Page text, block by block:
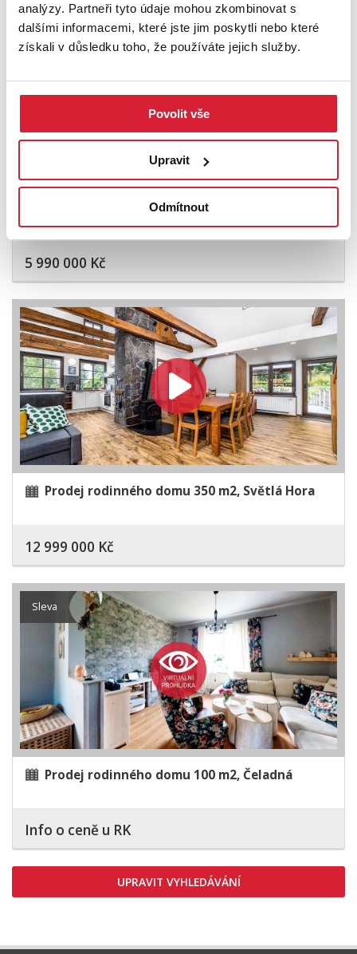
analýzy. Partneři tyto údaje mohou zkombinovat s
dalšími informacemi, které jste jim poskytli nebo které
získali v důsledku toho, že používáte jejich služby.
Povolit vše
Upravit
Odmítnout
Prodej rodinného domu 280 m2, Rudná pod
Pradědem
5 990 000 Kč
Prodej rodinného domu 350 m2, Světlá Hora
12 999 000 Kč
Sleva
Prodej rodinného domu 100 m2, Čeladná
Info o ceně u RK
UPRAVIT VYHLEDÁVÁNÍ